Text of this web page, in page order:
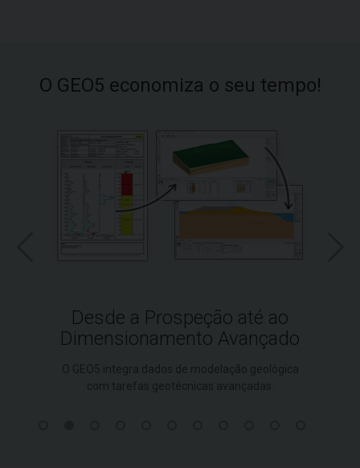
O GEO5 economiza o seu tempo!
Desde a Prospeção até ao
Dimensionamento Avançado
O GEO5 integra dados de modelação geológica
com tarefas geotécnicas avançadas.